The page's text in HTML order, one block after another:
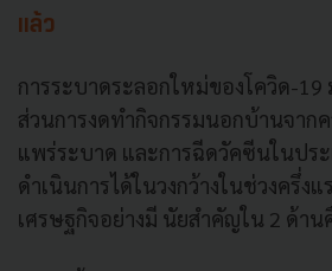
แล้ว
การระบาดระลอกใหม่ของโควิด-19
ส่วนการงดทำกิจกรรมนอกบ้านจากค
แพร่ระบาด และการฉีดวัคซีนในประ
ดำเนินการได้ในวงกว้างในช่วงครึ่ง
เศรษฐกิจอย่างมี นัยสำคัญใน 2 ด้าน